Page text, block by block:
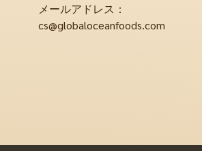
メールアドレス：
cs@globaloceanfoods.com